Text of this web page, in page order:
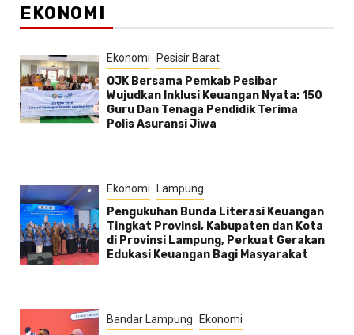
EKONOMI
Ekonomi Pesisir Barat
OJK Bersama Pemkab Pesibar
Wujudkan Inklusi Keuangan Nyata: 150
Guru Dan Tenaga Pendidik Terima
Polis Asuransi Jiwa
Ekonomi Lampung
Pengukuhan Bunda Literasi Keuangan
Tingkat Provinsi, Kabupaten dan Kota
di Provinsi Lampung, Perkuat Gerakan
Edukasi Keuangan Bagi Masyarakat
Bandar Lampung Ekonomi